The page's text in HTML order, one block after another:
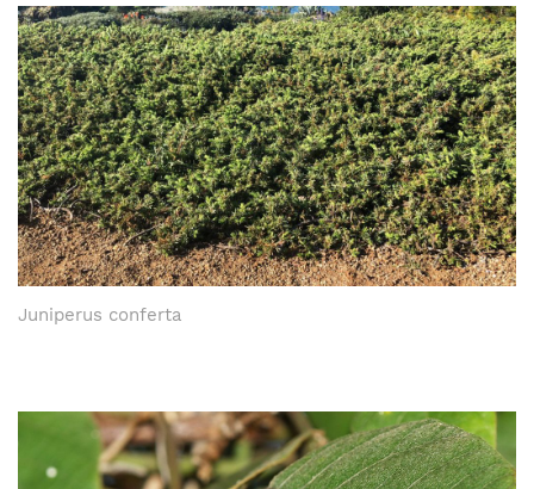
Juniperus conferta